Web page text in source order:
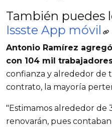
También puedes
Issste App móvil
Antonio Ramírez
con 104 mil
confianza y alrededor de
contrato, la mayoría
"Estimamos alrededor de
renovarán, pues